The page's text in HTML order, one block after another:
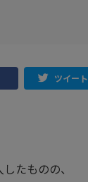
ツイート
たものの、